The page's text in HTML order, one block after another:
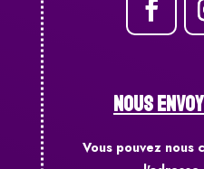
NOUS
Vous pouvez nous